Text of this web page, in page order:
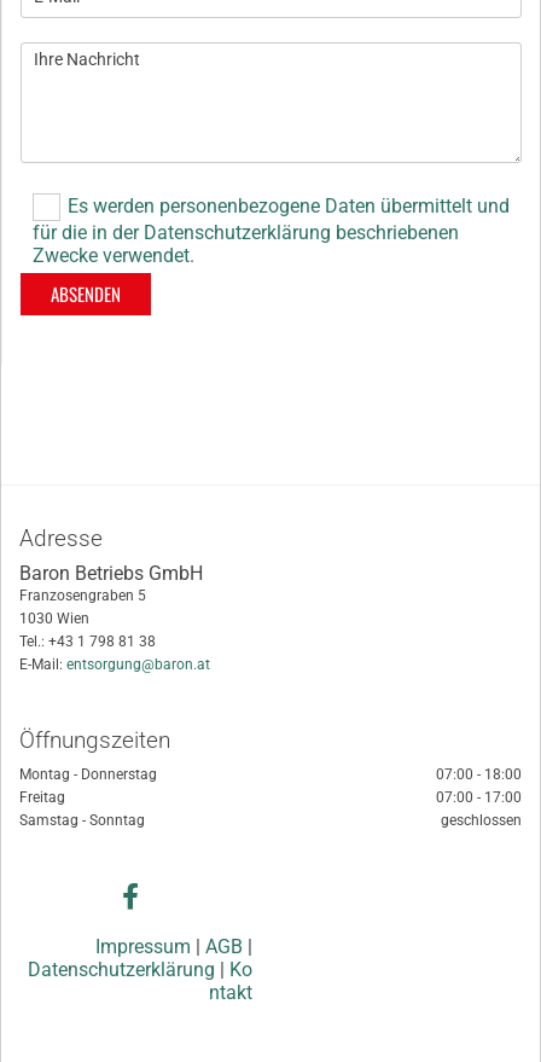
Es werden personenbezogene Daten übermittelt und
für die in der Datenschutzerklärung beschriebenen
Zwecke verwendet.
Adresse
Baron Betriebs GmbH
Franzosengraben 5
1030 Wien
Tel.: +43 1 798 81 38
E-Mail: entsorgung@baron.at
Öffnungszeiten
Montag - Donnerstag
07:00 - 18:00
Freitag
07:00 - 17:00
Samstag - Sonntag
geschlossen
Impressum AGB
Datenschutzerklärung
Ko
ntakt